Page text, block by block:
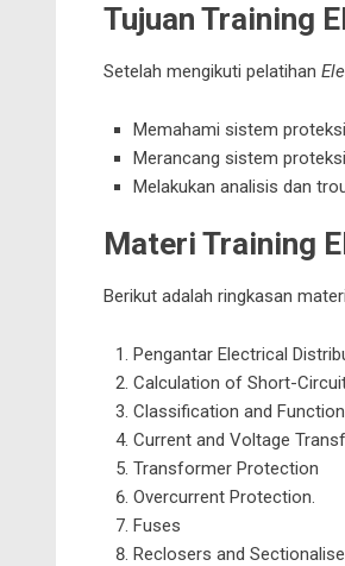
Tujuan Training
Setelah mengikuti pelatihan
Memahami sistem
Merancang sistem
Melakukan analisis dan
Materi Training
Berikut adalah ringkasan
Pengantar Electrical
Calculation of Short-
Classification and
Current and Voltage
Transformer Protection
Overcurrent Protection.
Fuses
Reclosers and